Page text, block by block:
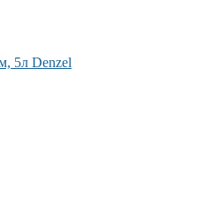
5л Denzel